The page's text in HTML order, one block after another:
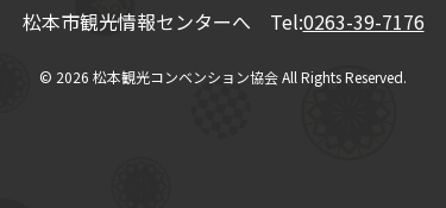
松本市観光情報センターへ Tel:0263-39-7176
© 2026 松本観光コンベンション協会All Rights Reserved.